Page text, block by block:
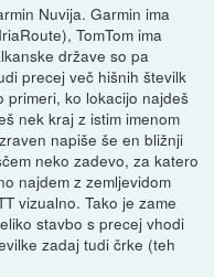
Nuvija. Garmin ima
TomTom ima
države so pa
precej več hišnih številk
primeri, ko lokacijo najdeš
nek kraj z istim imenom
napiše še en bližnji
neko zadevo, za katero
najdem z zemljevidom
vizualno. Tako je zame
stavbo s precej vhodi
zadaj tudi črke (teh